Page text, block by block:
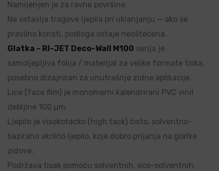
Namijenjen je za ravne površine.
Ne ostavlja tragove ljepila pri uklanjanju — ako se
pravilno koristi, podloga ostaje neoštećena.
Glatka – RI-JET Deco-Wall M100 serija je
samoljepljiva folija / materijal za velike formate tiska,
posebno dizajniran za unutrašnje zidne aplikacije.
Lice (face film) je monomerni kalendrirani PVC vinil
debljine 100 µm.
Ljepilo je visokotacko (high tack) čisto, solventno-
bazirano akrilno ljepilo, koje dobro prijanja na glatke
zidove.
Podržava tisak pomoću solventnih, eco-solventnih,